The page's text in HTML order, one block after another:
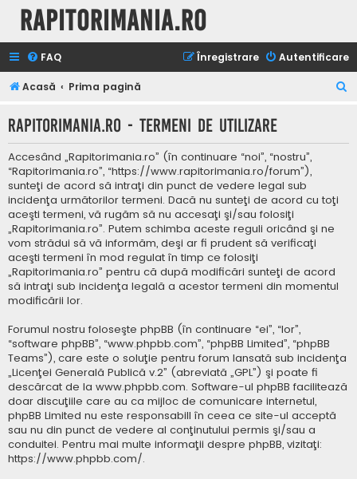
Rapitorimania.ro
FAQ Autentificare
Înregistrare
Acasă Prima pagină
t
Rapitorimania.ro - Termeni de utilizare
Accesând „Rapitorimania.ro” (în continuare “noi”, “nostru”,
“Rapitorimania.ro”, “https://www.rapitorimania.ro/forum”),
sunteţi de acord să intraţi din punct de vedere legal sub
incidenţa următorilor termeni. Dacă nu sunteţi de acord cu toţi
aceşti termeni, vă rugăm să nu accesaţi şi/sau folosiţi
„Rapitorimania.ro”. Putem schimba aceste reguli oricând şi ne
vom strădui să vă informăm, deşi ar fi prudent să verificaţi
aceşti termeni în mod regulat în timp ce folosiţi
„Rapitorimania.ro” pentru că după modificări sunteţi de acord
să intraţi sub incidenţa legală a acestor termeni din momentul
modificării lor.
Forumul nostru foloseşte phpBB (în continuare “ei”, “lor”,
“software phpBB”, “www.phpbb.com”, “phpBB Limited”, “phpBB
Teams”), care este o soluţie pentru forum lansată sub incidenţa
„Licenţei Generală Publică v.2” (abreviată „GPL”) şi poate fi
descărcat de la www.phpbb.com. Software-ul phpBB facilitează
doar discuţiile care au ca mijloc de comunicare internetul,
phpBB Limited nu este responsabill în ceea ce site-ul acceptă
sau nu din punct de vedere al conţinutului permis şi/sau a
conduitei. Pentru mai multe informaţii despre phpBB, vizitaţi:
https://www.phpbb.com/.